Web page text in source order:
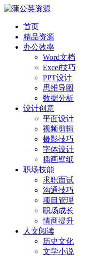
首页
精品资源
办公效率
Word文档
Excel技巧
PPT设计
思维导图
数据分析
设计创意
平面设计
视频剪辑
摄影技巧
字体设计
插画壁纸
职场技能
求职面试
沟通技巧
项目管理
职场成长
情商提升
人文阅读
历史文化
文学小说